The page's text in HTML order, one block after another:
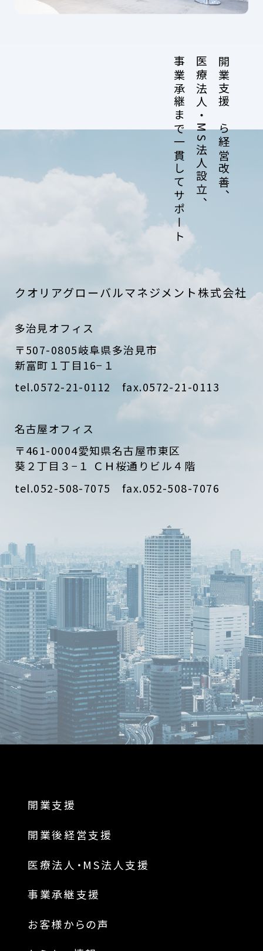
開業支援から経営改善、
医療法人・MS法人設立、
事業承継まで一貫してサポート
クオリアグローバルマネジメント株式会社
多治見オフィス
〒507-0805岐阜県多治見市
新富町１丁目16−１
tel.0572-21-0112 fax.0572-21-0113
名古屋オフィス
〒461-0004愛知県名古屋市東区
葵２丁目３−１ ＣＨ桜通りビル４階
tel.052-508-7075 fax.052-508-7076
開業支援
開業後経営支援
医療法人・MS法人支援
事業承継支援
お客様からの声